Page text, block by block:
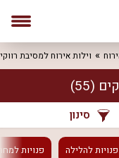
וילות אירוח למסיבת
(55)
סינון
פנויותלהלילה פנויות